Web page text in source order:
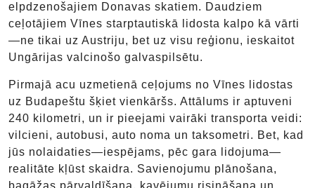
elpdzenošajiem Donavas skatiem. Daudziem
ceļotājiem Vīnes starptautiskā lidosta kalpo kā vārti
—ne tikai uz Austriju, bet uz visu reģionu, ieskaitot
Ungārijas valcinošo galvaspilsētu.
Pirmajā acu uzmetienā ceļojums no Vīnes lidostas
uz Budapeštu šķiet vienkāršs. Attālums ir aptuveni
240 kilometri, un ir pieejami vairāki transporta veidi:
vilcieni, autobusi, auto noma un taksometri. Bet, kad
jūs nolaidaties—iespējams, pēc gara lidojuma—
realitāte kļūst skaidra. Savienojumu plānošana,
bagāžas pārvaldīšana, kavējumu risināšana un